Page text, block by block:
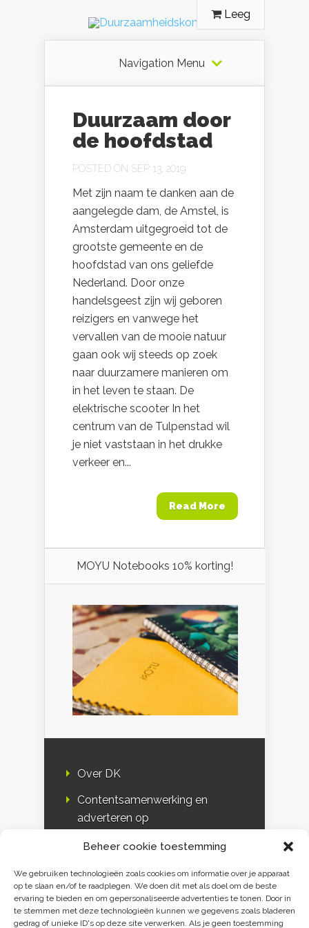
Beheer cookie toestemming
We gebruiken technologieën zoals cookies om informatie over je apparaat
op te slaan en/of te raadplegen. We doen dit met als doel om de beste
ervaring te bieden en om gepersonaliseerde advertenties te tonen. Door in
te stemmen met deze technologieën kunnen we gegevens zoals bladeren
gedrag of unieke ID's op deze site verwerken. Als je geen toestemming
Leeg
Navigation Menu
Duurzaam door
de hoofdstad
POSTED ON SEP 13, 2019
Met zijn naam te danken aan de
aangelegde dam, de Amstel, is
Amsterdam uitgegroeid tot de
grootste gemeente en de
hoofdstad van ons geliefde
Nederland. Door onze
handelsgeest zijn wij geboren
reizigers en vanwege het
vervallen van de mooie natuur
gaan ook wij steeds op zoek
naar duurzamere manieren om
in het leven te staan. De
elektrische scooter In het
centrum van de Tulpenstad wil
je niet vaststaan in het drukke
verkeer en...
Read More
MOYU Notebooks 10% korting!
Over DK
Contentsamenwerking en
adverteren op
DK & media
Disclaimer